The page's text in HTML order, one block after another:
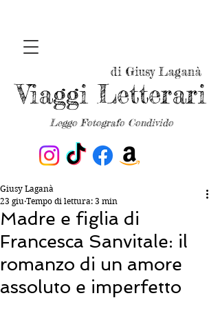
Leggo Fotografo Condivido
Viaggi Letterari
di Giusy Laganà
Madre e figlia di
Francesca Sanvitale: il
romanzo di un amore
assoluto e imperfetto
Giusy Laganà
23 giu Tempo di lettura: 3 min